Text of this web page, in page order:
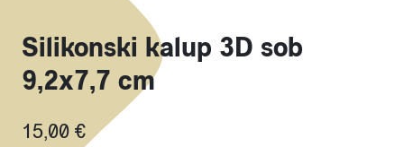
Silikonski kalup 3D sob
9,2x7,7 cm
15,00 €